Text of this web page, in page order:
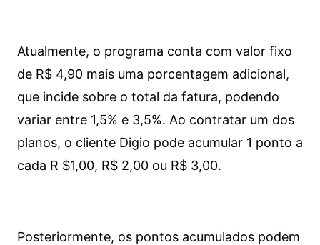
Atualmente, o programa conta com valor fixo
de R$ 4,90 mais uma porcentagem adicional,
que incide sobre o total da fatura, podendo
variar entre 1,5% e 3,5%. Ao contratar um dos
planos, o cliente Digio pode acumular 1 ponto a
cada R $1,00, R$ 2,00 ou R$ 3,00.
Posteriormente, os pontos acumulados podem